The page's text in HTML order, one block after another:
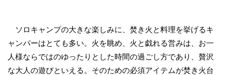
ソロキャンプの大きな楽しみに、焚き火と料理を挙げるキ
ャンパーはとても多い。火を眺め、火と戯れる営みは、お一
人様ならではのゆったりとした時間の過ごし方であり、贅沢
な大人の遊びといえる。そのための必須アイテムが焚き火台